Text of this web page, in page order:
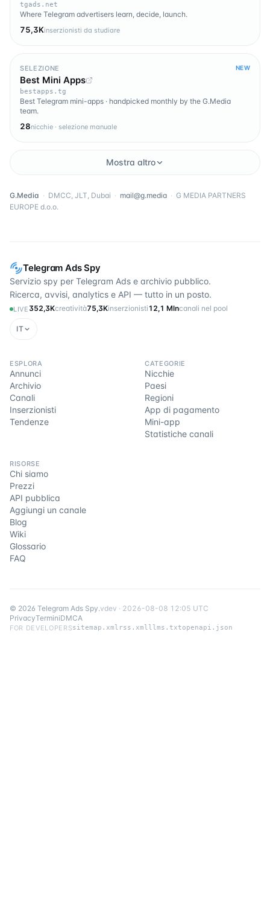
Telegram Ads Spy
Servizio spy per Telegram Ads e archivio pubblico.
Ricerca, avvisi, analytics e API — tutto in un posto.
LIVE 352,3Kcreatività75,3Kinserzionisti12,1 Mlncanali nel pool
IT
ESPLORA
Annunci
Archivio
Canali
Inserzionisti
Tendenze
CATEGORIE
Nicchie
Paesi
Regioni
App di pagamento
Mini-app
Statistiche canali
RISORSE
Chi siamo
Prezzi
API pubblica
Aggiungi un canale
Blog
Wiki
Glossario
FAQ
tgads.net
Where Telegram advertisers learn, decide, launch.
75,3Kinserzionisti da studiare
SELEZIONE NEW
Best Mini Apps
bestapps.tg
Best Telegram mini-apps · handpicked monthly by the G.Media
team.
28nicchie · selezione manuale
Mostra altro
G.Media · DMCC, JLT, Dubai · mail@g.media · G MEDIA PARTNERS
EUROPE d.o.o.
© 2026 Telegram Ads Spy.vdev · 2026-08-08 12:05 UTC
PrivacyTerminiDMCA
FOR DEVELOPERSsitemap.xml rss.xml llms.txtopenapi.json